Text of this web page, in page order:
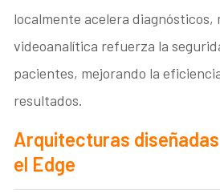
localmente acelera diagnósticos,
videoanalítica refuerza la
pacientes, mejorando la
resultados.
Arquitecturas
el Edge